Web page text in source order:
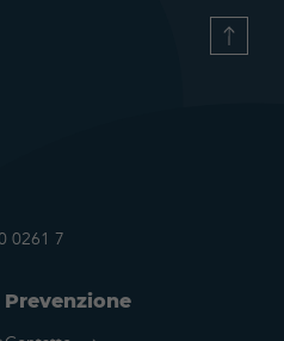
0261 7
Prevenzione